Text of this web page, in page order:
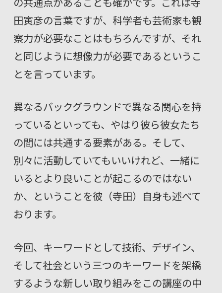
田寅彦の言葉ですが、科学者も芸術家も観
察力が必要なことはもちろんですが、それ
と同じように想像力が必要であるというこ
とを言っています。
異なるバックグラウンドで異なる関心を持
っているといっても、やはり彼ら彼女たち
の間には共通する要素がある。そして、
別々に活動していてもいいけれど、一緒に
いるとより良いことが起こるのではない
か、ということを彼（寺田）自身も述べて
おります。
今回、キーワードとして技術、デザイン、
そして社会という三つのキーワードを架橋
するような新しい取り組みをこの講座の中